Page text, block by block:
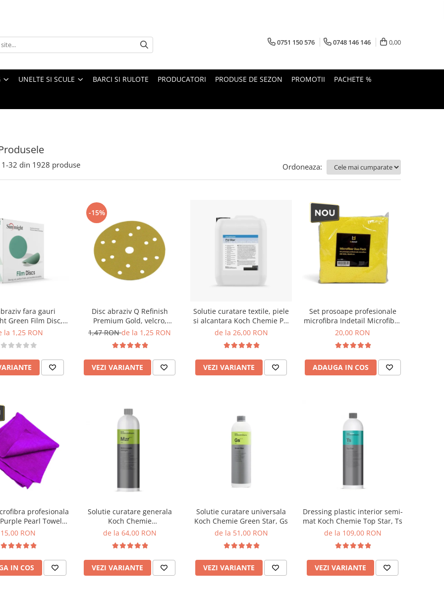
0751 150 576 0748 146 146 0,00
UNELTE SI SCULE BARCI SI RULOTE PRODUCATORI PRODUSE DE SEZON PROMOTII PACHETE %
1-32 din 1928 produse Ordoneaza:
fara gauri
Green Film Disc,
75mm
la 1,25 RON
-15%
Disc abraziv Q Refinish
Premium Gold, velcro,
150mm, 15 gauri
1,47 RONde la 1,25 RON
VEZI VARIANTE
Solutie curatare textile, piele
si alcantara Koch Chemie Pol
Star
de la 26,00 RON
VEZI VARIANTE
Set prosoape profesionale
microfibra Indetail Microfiber
Duo Pack, 400GSM, 40x40cm,
20,00 RON
ADAUGA IN COS
profesionala
Pearl Towel,
40x40cm, mov
15,00 RON
IN COS
Solutie curatare generala
Koch Chemie
Mehrzweckreiniger, Mzr
de la 64,00 RON
VEZI VARIANTE
Solutie curatare universala
Koch Chemie Green Star, Gs
de la 51,00 RON
VEZI VARIANTE
Dressing plastic interior semi-
mat Koch Chemie Top Star, Ts
de la 109,00 RON
VEZI VARIANTE